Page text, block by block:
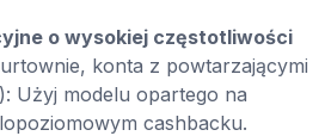
o wysokiej częstotliwości
konta z powtarzającymi
Użyj modelu opartego na
cashbacku.